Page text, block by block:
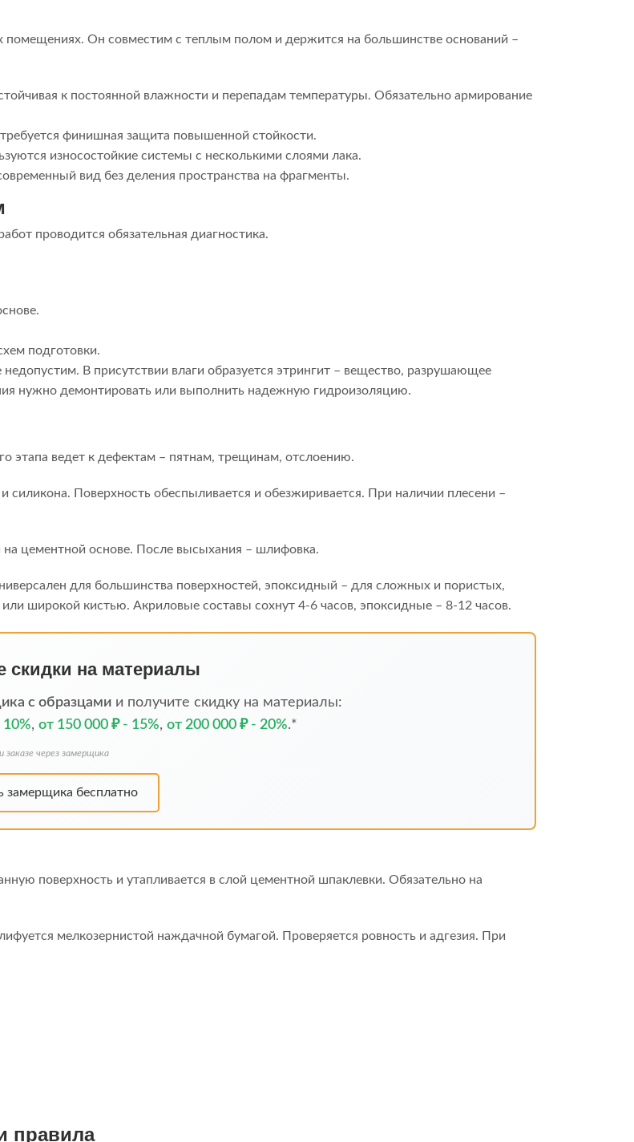
Он совместим с теплым полом и держится на большинстве оснований –
к постоянной влажности и перепадам температуры. Обязательно армирование
финишная защита повышенной стойкости.
износостойкие системы с несколькими слоями лака.
вид без деления пространства на фрагменты.
проводится обязательная диагностика.
подготовки.
В присутствии влаги образуется этрингит – вещество, разрушающее
нужно демонтировать или выполнить надежную гидроизоляцию.
этапа ведет к дефектам – пятнам, трещинам, отслоению.
силикона. Поверхность обеспыливается и обезжиривается. При наличии плесени –
цементной основе. После высыхания – шлифовка.
для большинства поверхностей, эпоксидный – для сложных и пористых,
широкой кистью. Акриловые составы сохнут 4-6 часов, эпоксидные – 8-12 часов.
скидки на материалы
с образцамии получите скидку на материалы:
10%, от 150 000 ₽ - 15%, от 200 000 ₽ - 20%.*
заказе через замерщика
замерщика бесплатно
поверхность и утапливается в слой цементной шпаклевки. Обязательно на
мелкозернистой наждачной бумагой. Проверяется ровность и адгезия. При
правила